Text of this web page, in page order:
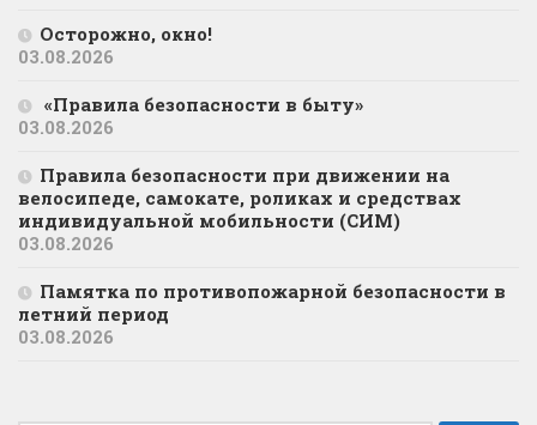
Осторожно, окно!
03.08.2026
«Правила безопасности в быту»
03.08.2026
Правила безопасности при движении на
велосипеде, самокате, роликах и средствах
индивидуальной мобильности (СИМ)
03.08.2026
Памятка по противопожарной безопасности в
летний период
03.08.2026